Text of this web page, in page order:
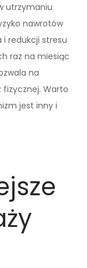
utrzymaniu
nawrotów
i redukcji stresu
raz na miesiąc
na
Warto
jest inny i